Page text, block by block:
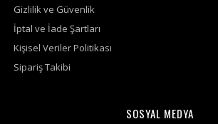
Gizlilik ve Güvenlik
İptal ve İade Şartları
Kişisel Veriler Politikası
Sipariş Takibi
SOSYAL MEDYA